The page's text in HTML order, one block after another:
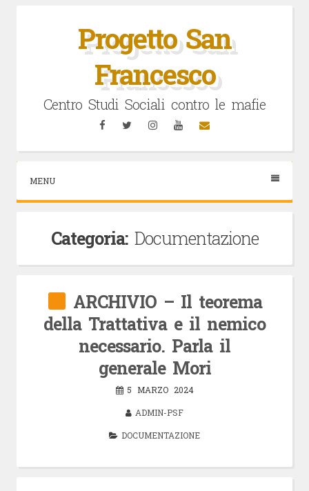
Progetto San
Francesco
Centro Studi Sociali contro le mafie
FacebookTwitterInstagramYouTubeEmail
MENU
Categoria: Documentazione
ARCHIVIO – Il teorema
della Trattativa e il nemico
necessario. Parla il
generale Mori
5 MARZO 2024
ADMIN-PSF
DOCUMENTAZIONE